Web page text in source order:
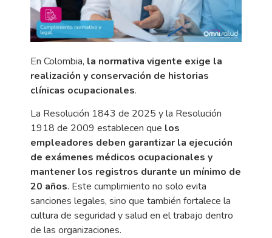
En Colombia, la normativa vigente exige la
realización y conservación de historias
clínicas ocupacionales.
La Resolución 1843 de 2025 y la Resolución
1918 de 2009 establecen que los
empleadores deben garantizar la ejecución
de exámenes médicos ocupacionales y
mantener los registros durante un mínimo de
20 años. Este cumplimiento no solo evita
sanciones legales, sino que también fortalece la
cultura de seguridad y salud en el trabajo dentro
de las organizaciones.